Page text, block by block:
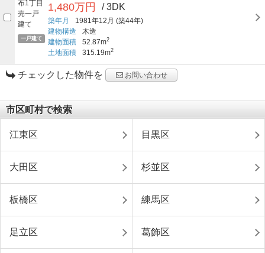
一戸建て
1,480万円 / 3DK
築年月 1981年12月 (築44年)
建物構造
木造
建物面積
52.87m2
土地面積 315.19m2
チェックした物件を お問い合わせ
市区町村で検索
江東区 目黒区
大田区 杉並区
板橋区 練馬区
足立区 葛飾区